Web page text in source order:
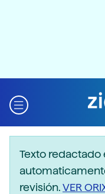
Texto
revisión.VER